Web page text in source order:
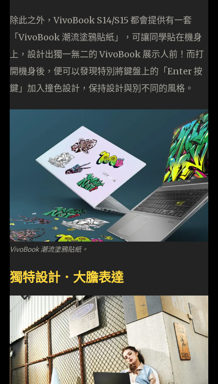
除此之外，VivoBook S14/S15 都會提供有一套
「VivoBook 潮流塗鴉貼紙」，可讓同學貼在機身
上，設計出獨一無二的 VivoBook 展示人前！而打
開機身後，便可以發現特別將鍵盤上的「Enter 按
鍵」加入撞色設計，保持設計與別不同的風格。
VivoBook 潮流塗鴉貼紙。
獨特設計．大膽表達